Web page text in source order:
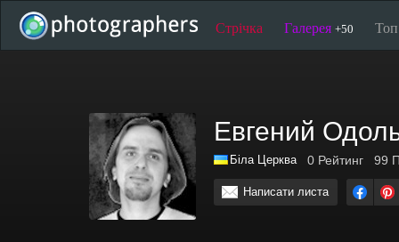
Стрічка Галерея +50
Евгений
Біла Церква 0 Рейтинг 99
Написати листа